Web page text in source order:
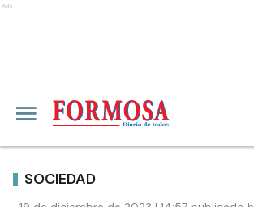
Ads
SOCIEDAD